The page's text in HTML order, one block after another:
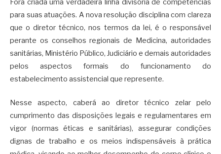
para suas atuações. A nova resolução disciplina com clareza
que o diretor técnico, nos termos da lei, é o responsável
perante os conselhos regionais de Medicina, autoridades
sanitárias, Ministério Público, Judiciário e demais autoridades
pelos aspectos formais do funcionamento do
estabelecimento assistencial que represente.
Nesse aspecto, caberá ao diretor técnico zelar pelo
cumprimento das disposições legais e regulamentares em
vigor (normas éticas e sanitárias), assegurar condições
dignas de trabalho e os meios indispensáveis à prática